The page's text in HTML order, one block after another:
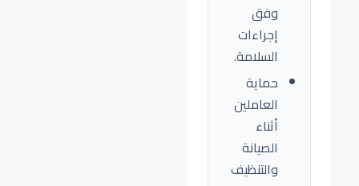
وفق
إجراءات
السلامة.
حماية
العاملين
أثناء
الصيانة
والتنظيف